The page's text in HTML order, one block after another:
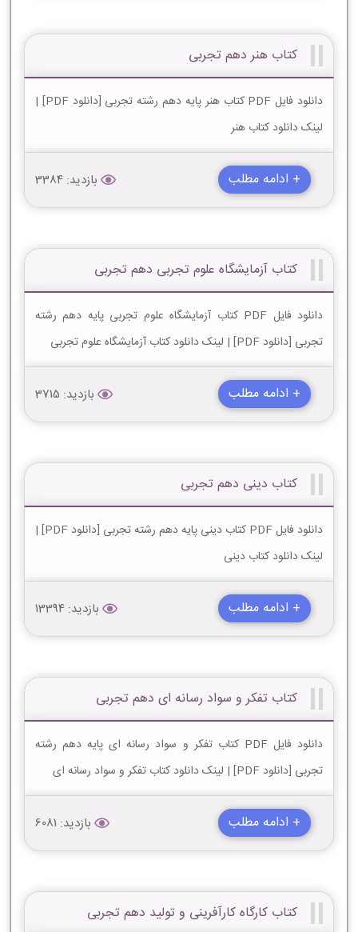
کتاب هنر دهم تجربی
دانلود فایل PDF کتاب هنر پایه دهم رشته تجربی [دانلود PDF] |
لینک دانلود کتاب هنر
+ ادامه مطلب بازدید: 3384
کتاب آزمایشگاه علوم تجربی دهم تجربی
دانلود فایل PDF کتاب آزمایشگاه علوم تجربی پایه دهم رشته
تجربی [دانلود PDF] | لینک دانلود کتاب آزمایشگاه علوم تجربی
+ ادامه مطلب بازدید: 3715
کتاب دینی دهم تجربی
دانلود فایل PDF کتاب دینی پایه دهم رشته تجربی [دانلود PDF] |
لینک دانلود کتاب دینی
+ ادامه مطلب بازدید: 13394
کتاب تفکر و سواد رسانه ای دهم تجربی
دانلود فایل PDF کتاب تفکر و سواد رسانه ای پایه دهم رشته
تجربی [دانلود PDF] | لینک دانلود کتاب تفکر و سواد رسانه ای
+ ادامه مطلب بازدید: 6081
کتاب کارگاه کارآفرینی و تولید دهم تجربی